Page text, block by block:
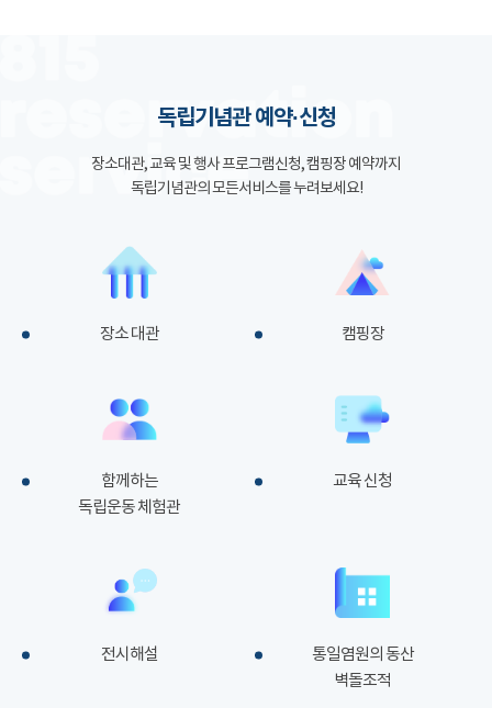
독립기념관 예약·신청
장소대관, 교육 및 행사 프로그램신청, 캠핑장 예약까지
독립기념관의 모든서비스를 누려보세요!
장소 대관 캠핑장
함께하는
독립운동 체험관
교육 신청
전시해설
통일염원의 동산
벽돌조적